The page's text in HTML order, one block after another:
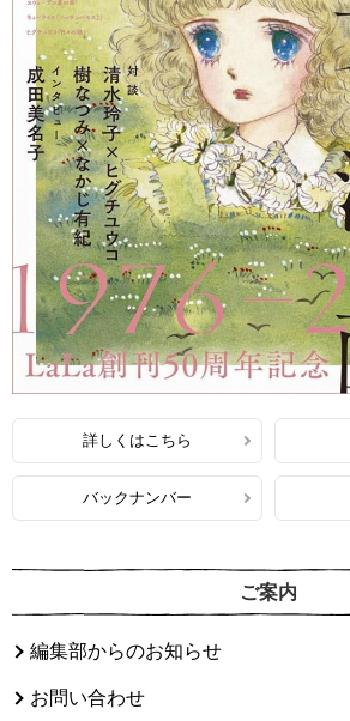
詳しくはこちら
バックナンバー
ご案内
編集部からのお知らせ
お問い合わせ